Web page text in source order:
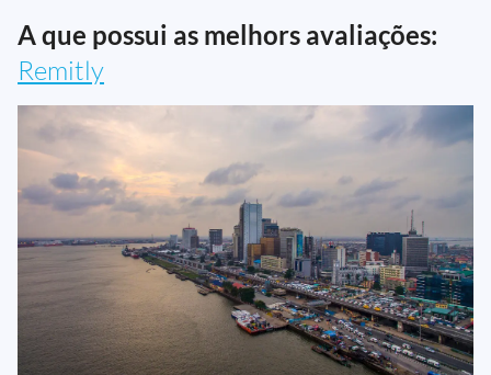
A que possui as melhors avaliações:
Remitly